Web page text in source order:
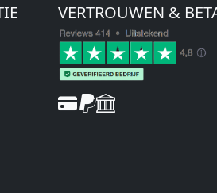
VERTROUWEN &